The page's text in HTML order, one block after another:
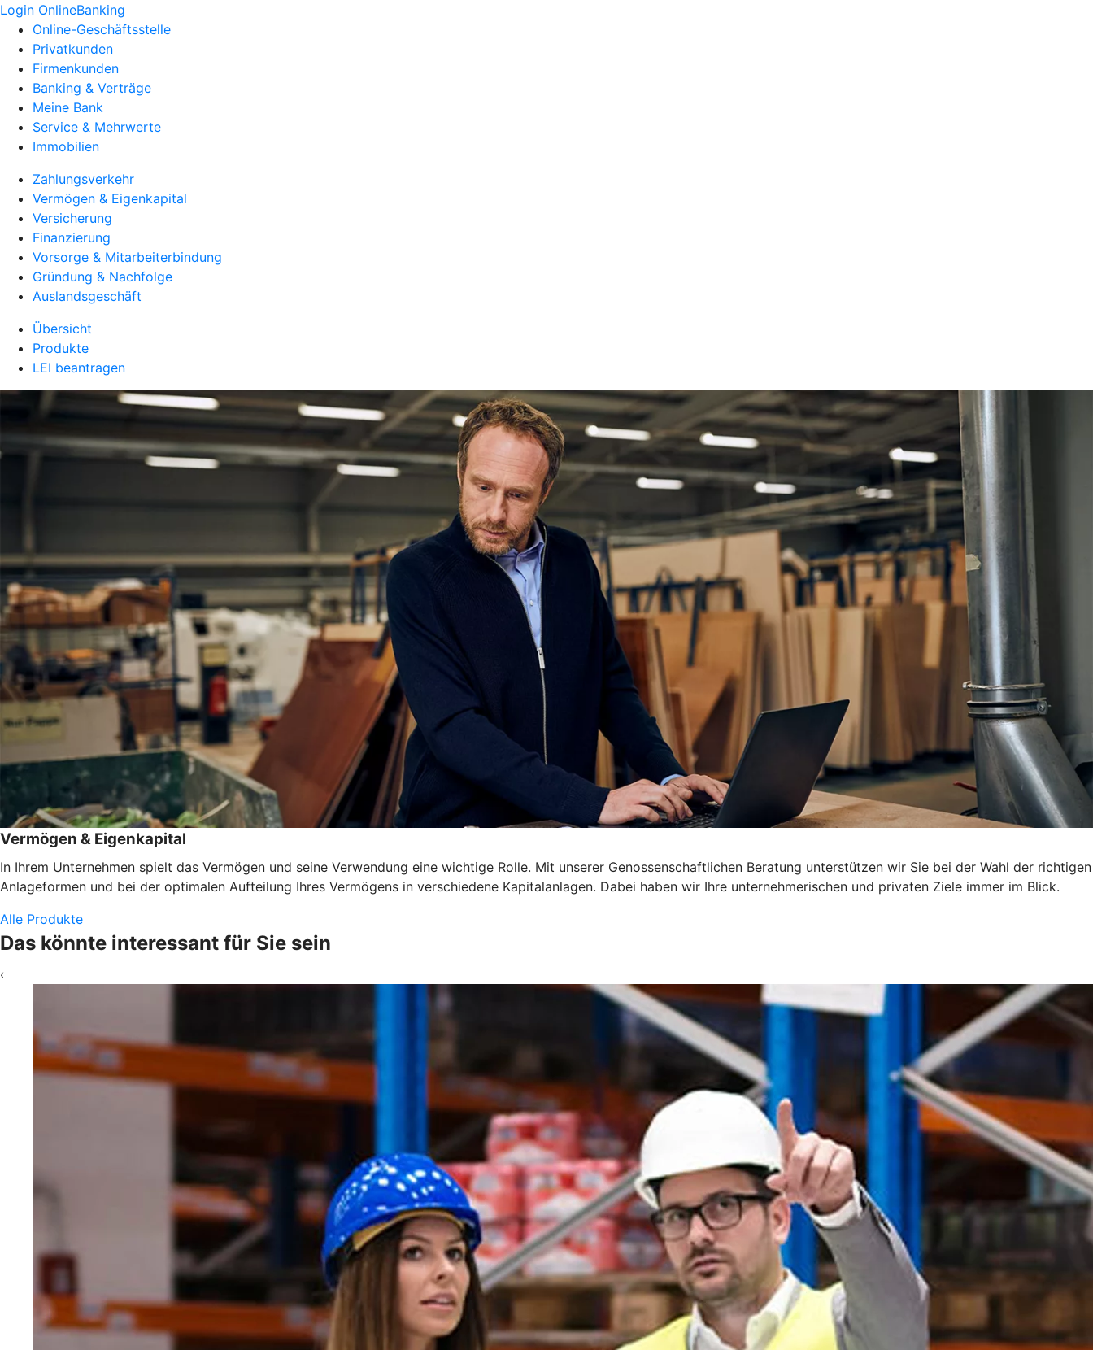
Login OnlineBanking
Online-Geschäftsstelle
Privatkunden
Firmenkunden
Banking & Verträge
Meine Bank
Service & Mehrwerte
Immobilien
Zahlungsverkehr
Vermögen & Eigenkapital
Versicherung
Finanzierung
Vorsorge & Mitarbeiterbindung
Gründung & Nachfolge
Auslandsgeschäft
Übersicht
Produkte
LEI beantragen
Vermögen & Eigenkapital
In Ihrem Unternehmen spielt das Vermögen und seine Verwendung eine wichtige Rolle. Mit unserer Genossenschaftlichen Beratung unterstützen wir Sie bei der Wahl der richtigen
Anlageformen und bei der optimalen Aufteilung Ihres Vermögens in verschiedene Kapitalanlagen. Dabei haben wir Ihre unternehmerischen und privaten Ziele immer im Blick.
Alle Produkte
Das könnte interessant für Sie sein
‹